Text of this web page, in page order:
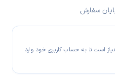
سفارش
است تا به حساب کاربری خود وارد